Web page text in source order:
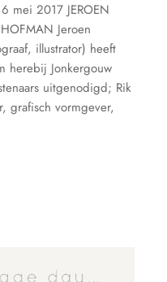
mei 2017 JEROEN
Jeroen
illustrator) heeft
herebij Jonkergouw
uitgenodigd; Rik
grafisch vormgever,